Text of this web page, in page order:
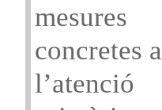
mesures
concretes a
l’atenció